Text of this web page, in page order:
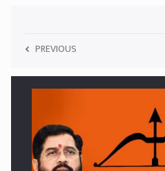
PREVIOUS